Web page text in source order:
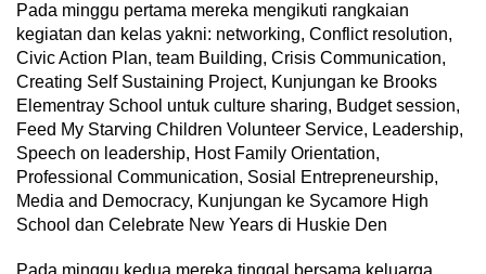
Pada minggu pertama mereka mengikuti rangkaian
kegiatan dan kelas yakni: networking, Conflict resolution,
Civic Action Plan, team Building, Crisis Communication,
Creating Self Sustaining Project, Kunjungan ke Brooks
Elementray School untuk culture sharing, Budget session,
Feed My Starving Children Volunteer Service, Leadership,
Speech on leadership, Host Family Orientation,
Professional Communication, Sosial Entrepreneurship,
Media and Democracy, Kunjungan ke Sycamore High
School dan Celebrate New Years di Huskie Den
Pada minggu kedua mereka tinggal bersama keluarga